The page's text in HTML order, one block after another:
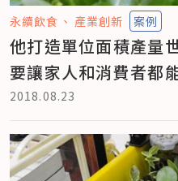
永續飲食 產業創新 案例
他打造單位面積產量
要讓家人和消費者都
2018.08.23